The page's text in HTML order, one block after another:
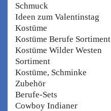
Schmuck
Ideen zum Valentinstag
Kostüme
Kostüme Berufe Sortiment
Kostüme Wilder Westen
Sortiment
Kostüme, Schminke
Zubehör
Berufe-Sets
Cowboy Indianer